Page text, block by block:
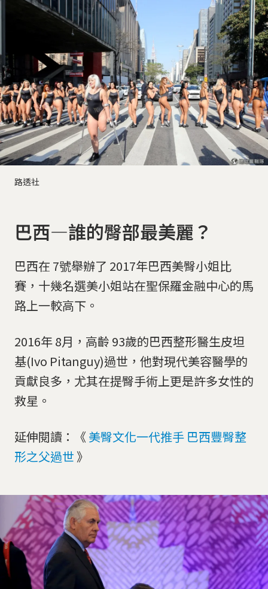
路透社
巴西—誰的臀部最美麗？
巴西在 7號舉辦了 2017年巴西美臀小姐比
賽，十幾名選美小姐站在聖保羅金融中心的馬
路上一較高下。
2016年 8月，高齡 93歲的巴西整形醫生皮坦
基(Ivo Pitanguy)過世，他對現代美容醫學的
貢獻良多，尤其在提臀手術上更是許多女性的
救星。
延伸閱讀：《 美臀文化一代推手 巴西豐臀整
形之父過世 》